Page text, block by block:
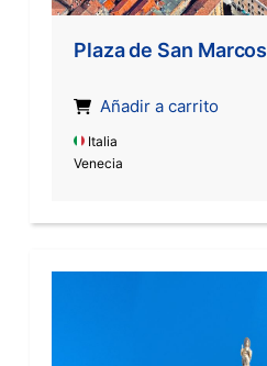
Plaza de San Marcos
Añadir a carrito
Italia
Venecia